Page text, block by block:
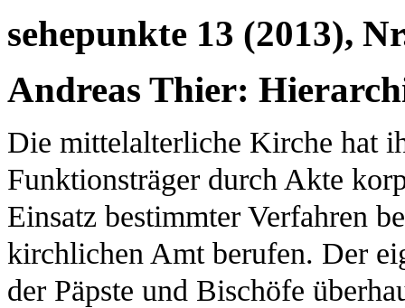
sehepunkte 13 (2013),
Andreas Thier:
Die mittelalterliche Kirche hat
Funktionsträger durch Akte
Einsatz bestimmter Verfahren
kirchlichen Amt berufen. Der
der Päpste und Bischöfe